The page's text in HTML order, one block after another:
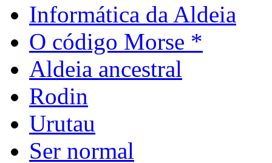
Informática da Aldeia
O código Morse *
Aldeia ancestral
Rodin
Urutau
Ser normal